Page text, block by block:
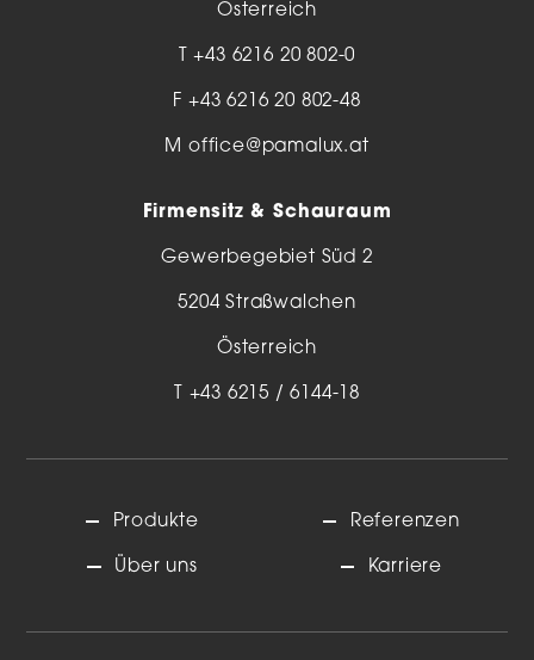
Österreich
T+43 6216 20 802-0
F +43 6216 20 802-48
M office@pamalux.at
Firmensitz & Schauraum
Gewerbegebiet Süd 2
5204 Straßwalchen
Österreich
+43 6215 / 6144-18
Produkte
Über uns
Referenzen
Karriere